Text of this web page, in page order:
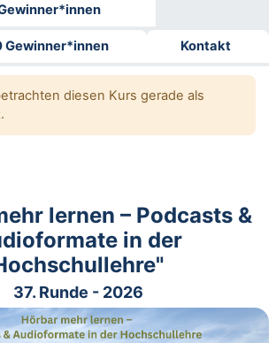
Gewinner*innen Kontakt
diesen Kurs gerade als
.
lernen – Podcasts &
in der
37. Runde - 2026